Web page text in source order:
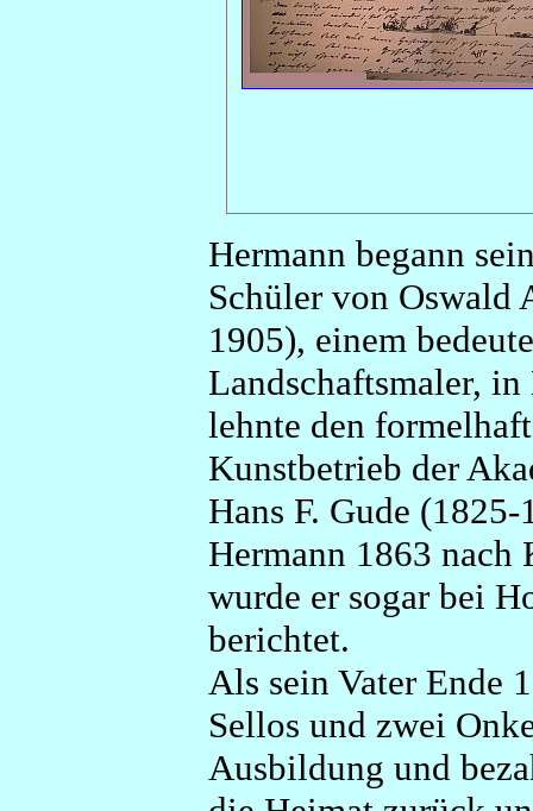
Hermann begann
Schüler von Oswald
1905), einem
Landschaftsmaler,
lehnte den
Kunstbetrieb der
Hans F. Gude
Hermann 1863
wurde er sogar bei
berichtet.
Als sein Vater Ende
Sellos und zwei
Ausbildung und